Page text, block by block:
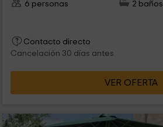
6 personas
2 baños
Contacto directo
Cancelación 30 días antes
VER OFERTA